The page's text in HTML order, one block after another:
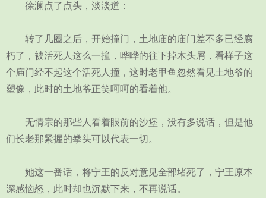
徐澜点了点头，淡淡道：
转了几圈之后，开始撞门，土地庙的庙门差不多已经腐
朽了，被活死人这么一撞，哗哗的往下掉木头屑，看样子这
个庙门经不起这个活死人撞，这时老甲鱼忽然看见土地爷的
塑像，此时的土地爷正笑呵呵的看着他。
无情宗的那些人看着眼前的沙堡，没有多说话，但是他
们长老那紧握的拳头可以代表一切。
她这一番话，将宁王的反对意见全部堵死了，宁王原本
深感恼怒，此时却也沉默下来，不再说话。